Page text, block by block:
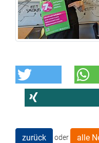
zurück oder alle